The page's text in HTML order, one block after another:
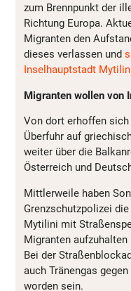
zum Brennpunkt der
Richtung Europa.
Migranten den
dieses verlassen und
Inselhauptstadt
Migranten wollen von
Von dort erhoffen
Überfuhr auf
weiter über die
Österreich und
Mittlerweile haben
Grenzschutzpolizei
Mytilini mit
Migranten aufzuhalten
Bei der
auch Tränengas
worden sein.